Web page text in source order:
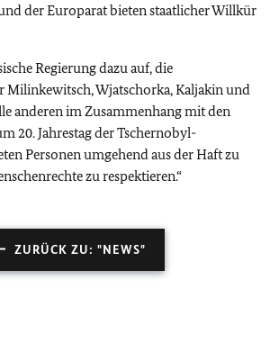
der Europarat bieten staatlicher Willkür
Regierung dazu auf, die
Wjatschorka, Kaljakin und
anderen im Zusammenhang mit den
20. Jahrestag der Tschernobyl-
Personen umgehend aus der Haft zu
zu respektieren.“
ZURÜCK ZU: "NEWS"